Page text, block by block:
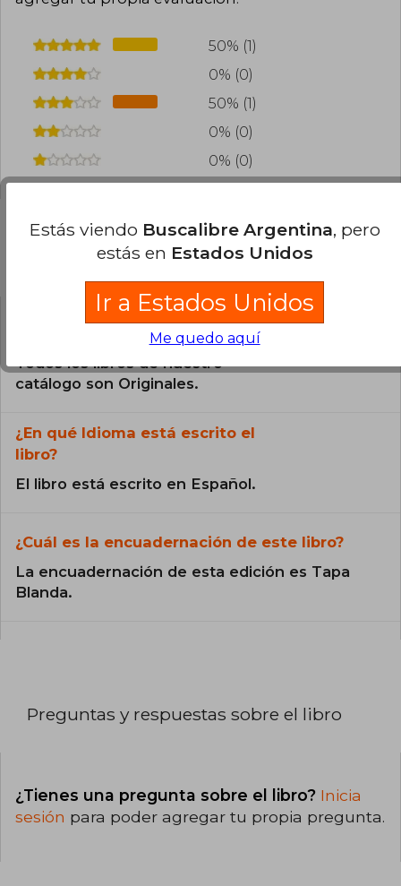
50% (1)
0% (0)
50% (1)
0% (0)
0% (0)
Preguntas frecuentes sobre el libro
¿El libro es original?
Todos los libros de nuestro
catálogo son Originales.
¿En qué Idioma está escrito el
libro?
El libro está escrito en Español.
¿Cuál es la encuadernación de este libro?
La encuadernación de esta edición es Tapa
Blanda.
Preguntas y respuestas sobre el libro
¿Tienes una pregunta sobre el libro? Inicia
sesión para poder agregar tu propia pregunta.
Estás viendo Buscalibre Argentina, pero
estás en Estados Unidos
Ir a Estados Unidos
Me quedo aquí